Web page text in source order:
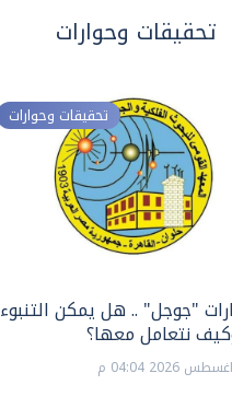
تحقيقات وحوارات
تحقيقات وحوارات
"جوجل" .. هل يمكن التنبوء
وكيف نتعامل معها؟